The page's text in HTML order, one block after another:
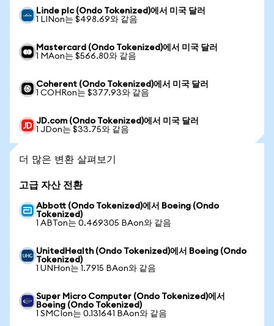
Linde plc (Ondo Tokenized)에서 미국 달러
1 LINon는 $498.69와 같음
Mastercard (Ondo Tokenized)에서 미국 달러
1 MAon는 $566.80와 같음
Coherent (Ondo Tokenized)에서 미국 달러
1 COHRon는 $377.93와 같음
JD.com (Ondo Tokenized)에서 미국 달러
1 JDon는 $33.75와 같음
더 많은 변환 살펴보기
고급 자산 전환
Abbott (Ondo Tokenized)에서 Boeing (Ondo
Tokenized)
1 ABTon는 0.469305 BAon와 같음
UnitedHealth (Ondo Tokenized)에서 Boeing (Ondo
Tokenized)
1 UNHon는 1.7915 BAon와 같음
Super Micro Computer (Ondo Tokenized)에서
Boeing (Ondo Tokenized)
1 SMCIon는 0.131641 BAon와 같음